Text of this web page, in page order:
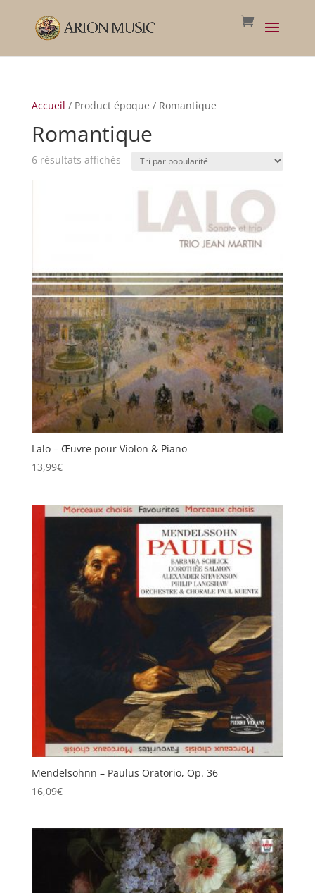
Accueil / Product époque / Romantique
Romantique
6 résultats affichésTrié
popularité
Lalo – Œuvre pour Violon & Piano
13,99€
Mendelsohnn – Paulus Oratorio, Op. 36
16,09€